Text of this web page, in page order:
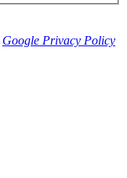
Google Privacy Policy